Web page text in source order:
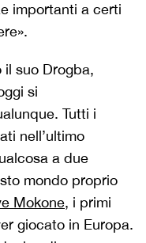
importanti a certi
il suo Drogba,
si
Tutti i
nell’ultimo
a due
mondo proprio
Mokone, i primi
giocato in Europa.